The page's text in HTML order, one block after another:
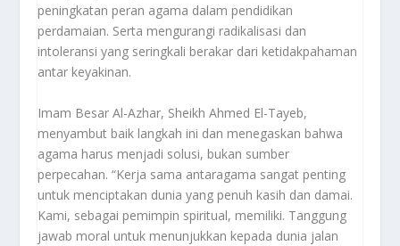
peningkatan peran agama dalam pendidikan
perdamaian. Serta mengurangi radikalisasi dan
intoleransi yang seringkali berakar dari ketidakpahaman
antar keyakinan.
Imam Besar Al-Azhar, Sheikh Ahmed El-Tayeb,
menyambut baik langkah ini dan menegaskan bahwa
agama harus menjadi solusi, bukan sumber
perpecahan. “Kerja sama antaragama sangat penting
untuk menciptakan dunia yang penuh kasih dan damai.
Kami, sebagai pemimpin spiritual, memiliki. Tanggung
jawab moral untuk menunjukkan kepada dunia jalan